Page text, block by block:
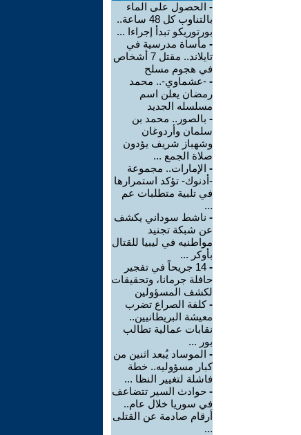
- الحصول على الماء
بالتناوب كل 48 ساعة..
بورتوريكو تبدأ إجراءا ...
- مأساة مدرسية في
تايلاند.. مقتل 7 أشخاص
في هجوم مسلح
- -عشماوي-.. محمد
رمضان يعلن اسم
مسلسله الجديد
- بالصور.. محمد بن
سلمان وأردوغان
وشهباز شريف يؤدون
صلاة الجمع ...
- الإمارات.. مجموعة
-أدنوك- تؤكد استمرارها
في تلبية متطلبات عم
...
- ناشط سوداني يكشف
عن شبكة تجنيد
مواطنيه في ليبيا للقتال
بأوكر ...
-
14 جريحاً في تفجير
حافلة جرمانا، وتحقيقات
لكشف المسؤولين
-كلفة الصراع تضرب
معيشة البريطانيين..
نقابات عمالية تطالب
بور ...
- الموساد يُبعد اثنين من
كبار مسؤوليه.. خطة
فاشلة لتغيير النظا ...
- حوادث السير تتضاعف
في سوريا خلال عام..
أرقام صادمة عن القتلى
...